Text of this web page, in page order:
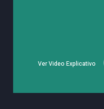
Ver Video Explicativo